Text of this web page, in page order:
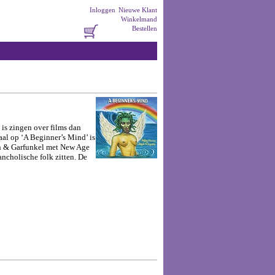
Nieuwe Klant
Inloggen
Winkelmand
Bestellen
zingen over films dan
op ‘A Beginner’s Mind’ is
& Garfunkel met New Age
folk zitten. De